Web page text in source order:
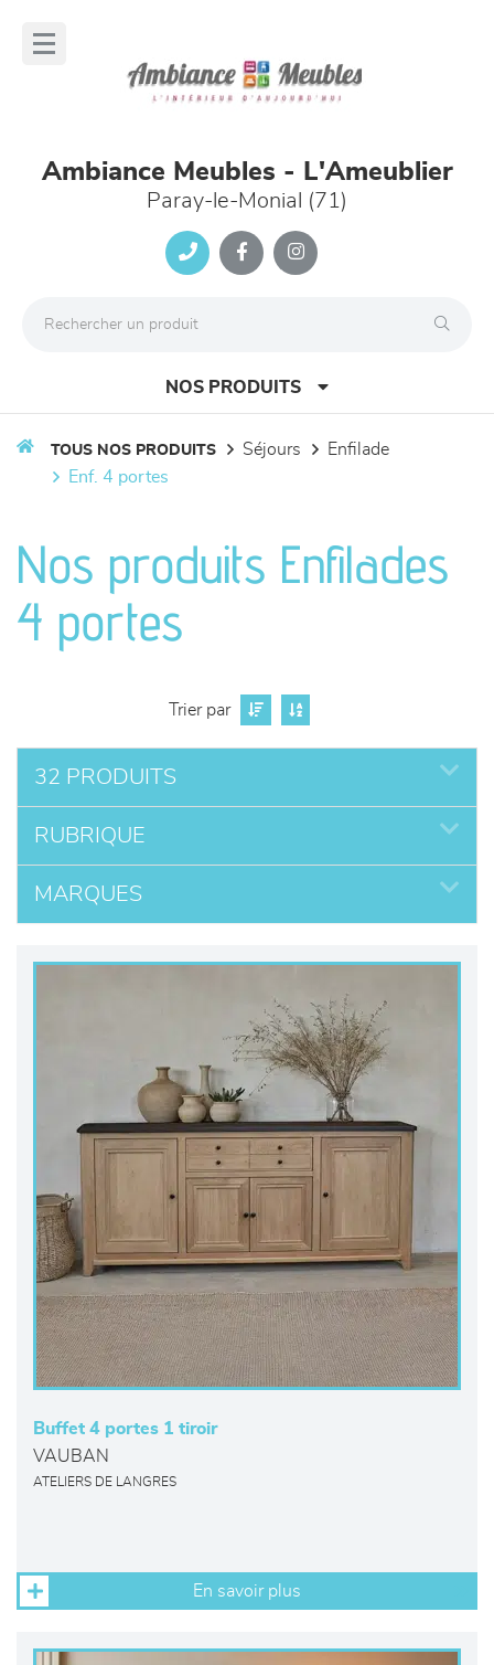
Ambiance Meubles - L'Ameublier
Paray-le-Monial (71)
NOS PRODUITS
séjours
meubles de complément
literie
décoration
TOUS NOS PRODUITS séjours
enfilade
enf. 4 portes
Nos produits Enfilades
4 portes
Trier par
32 PRODUITS
RUBRIQUE
MARQUES
Buffet 4 portes 1 tiroir
VAUBAN
ATELIERS DE LANGRES
En savoir plus